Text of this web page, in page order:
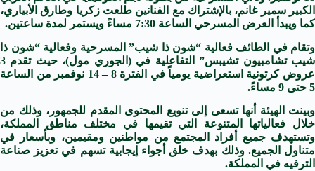
الكبير سمير غانم، بالإشتراك مع الفنانين طلعت زكريا وطارق الأبياري،
كما ويبدأ العرض المسرحي الساعة 7:30 مساءً ويستمر لمدة ساعتين.
وتقام في الطائف فعالية “شون ذا شيب” المسرحية وفعالية “شون ذا
شيب تشامبيون تشيبس” التفاعلية في (الجوري مول)، حيث تقدم 3
عروض كرتونية استعراضية يومياً في الفترة 8 – 14 نوفمبر من الساعة
5 حتى 9 مساءً.
وبينت الهيئة أنها تسعى إلى تنويع المحتوى المقدم للجمهور، وذلك من
خلال فعالياتها المتنوعة التي تقيمها في مختلف مناطق المملكة،
وتستهدف جميع أفراد المجتمع من مواطنين ومقيمين، وبأسعار في
متناول الجميع. وذلك بهدف خلق أجواء إيجابية تسهم في تعزيز صناعة
الترفيه في المملكة.